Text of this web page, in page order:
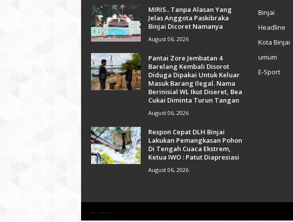
MIRIS.. Tanpa Alasan Yang
Jelas Anggota Paskibraka
Binjai Dicoret Namanya
August 06, 2026
Pantai Zore Jembatan 4
Barelang Kembali Disorot
Diduga Dipakai Untuk Keluar
Masuk Barang Ilegal. Nama
Berinisial WL Ikut Diseret, Bea
Cukai Diminta Turun Tangan
August 06, 2026
Respon Cepat DLH Binjai
Lakukan Pemangkasan Pohon
Di Tengah Cuaca Ekstrem,
Ketua IWO : Patut Diapresiasi
August 06, 2026
Binjai
Headline
Kota Binjai
umum
E-Sport